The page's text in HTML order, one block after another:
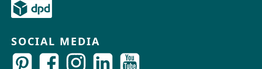
SOCIAL MEDIA